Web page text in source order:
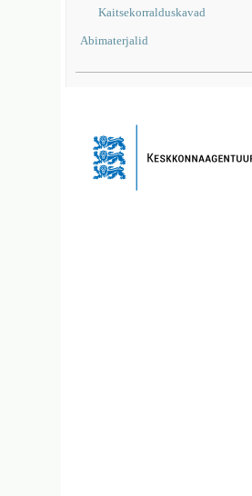
Kaitsekorralduskavad
Abimaterjalid